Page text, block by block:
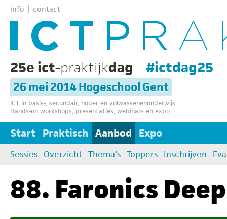
info contact
25e ict-praktijkdag #ictdag25
26 mei 2014 Hogeschool Gent
ICT in basis-, secundair, hoger en volwassenenonderwijs
Hands-on workshops, presentaties, webinars en expo
Start Praktisch Aanbod Expo
Sessies Overzicht Thema's Toppers Inschrijven
88. Faronics